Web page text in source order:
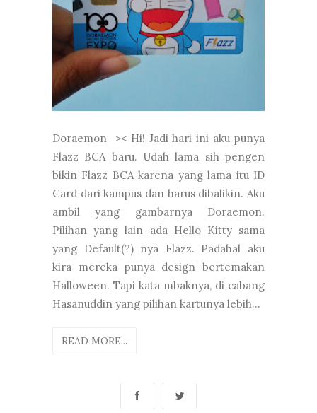
Doraemon >< Hi! Jadi hari ini aku punya
Flazz BCA baru. Udah lama sih pengen
bikin Flazz BCA karena yang lama itu ID
Card dari kampus dan harus dibalikin. Aku
ambil yang gambarnya Doraemon.
Pilihan yang lain ada Hello Kitty sama
yang Default(?) nya Flazz. Padahal aku
kira mereka punya design bertemakan
Halloween. Tapi kata mbaknya, di cabang
Hasanuddin yang pilihan kartunya lebih...
READ MORE...